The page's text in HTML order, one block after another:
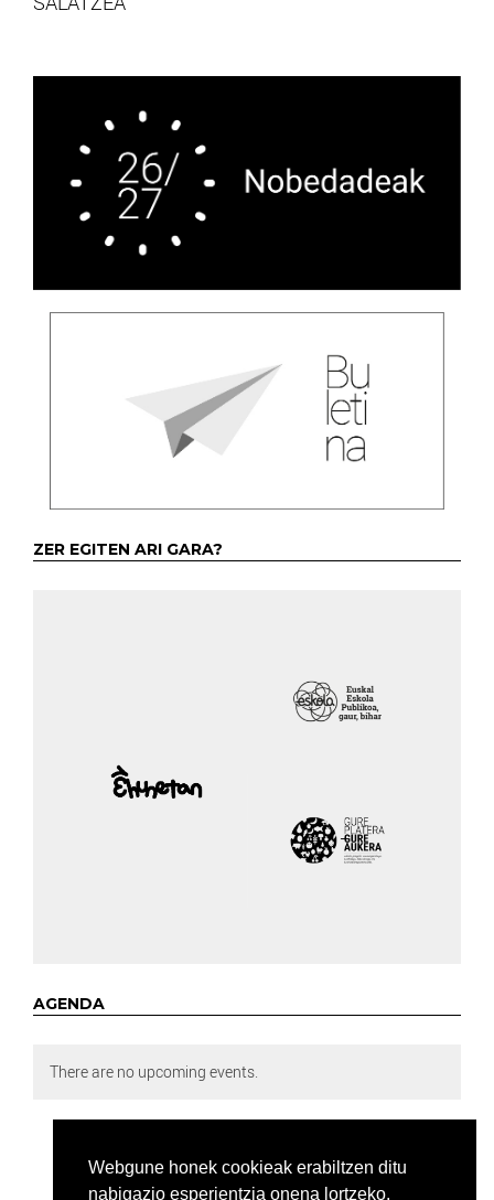
Webgune honek cookieak erabiltzen ditu
nabigazio esperientzia onena lortzeko.
ZER EGITEN ARI GARA?
AGENDA
There are no upcoming events.